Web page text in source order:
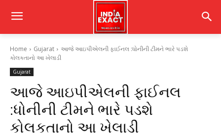
Home Gujarat
આજે આઇપીએલની ફાઈનલ :ધોનીની ટીમને ભારે પડશે
કોલકતાનો આ ખેલાડી
Gujarat
આજે આઇપીએલની ફાઈનલ
:ધોનીની ટીમને ભારે પડશે
કોલકતાનો આ ખેલાડી